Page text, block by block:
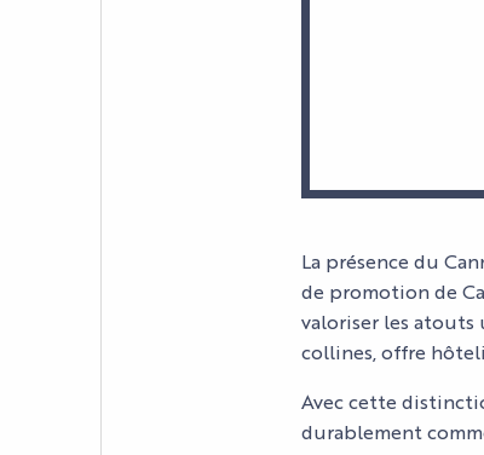
LE PALAIS
VOTRE
INFOS
La présence du
de promotion de
valoriser les atouts
collines, offre
Avec cette
durablement